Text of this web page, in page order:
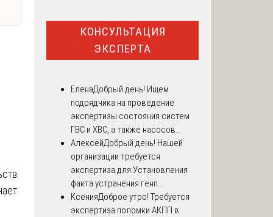
КОНСУЛЬТАЦИЯ
ЭКСПЕРТА
ЕленаДобрый день! Ищем
подрядчика на проведение
экспертизы состояния систем
ГВС и ХВС, а также насосов...
АлексейДобрый день! Нашей
организации требуется
экспертиза для:Установления
факта устранения генп...
КсенияДоброе утро! Требуется
экспертиза поломки АКПП в